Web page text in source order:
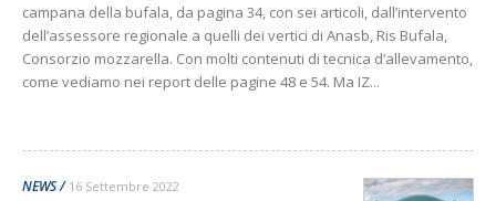
campana della bufala, da pagina 34, con sei articoli, dall’intervento
dell’assessore regionale a quelli dei vertici di Anasb, Ris Bufala,
Consorzio mozzarella. Con molti contenuti di tecnica d’allevamento,
come vediamo nei report delle pagine 48 e 54. Ma IZ...
NEWS 16 Settembre 2022